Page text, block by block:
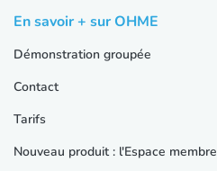
En savoir + sur OHME
Démonstration groupée
Contact
Tarifs
Nouveau produit : l'Espace membre